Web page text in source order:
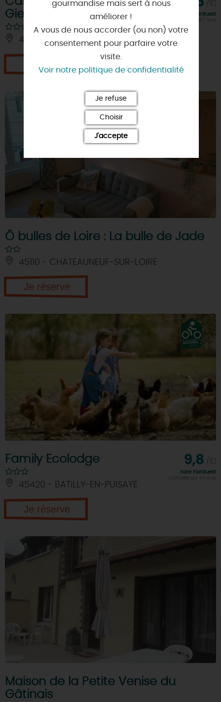
Gien
45500 - POILLY-LEZ-GIEN
Note FairGuest
Ô bulles de Loire : La bulle de Jade
45110 - CHATEAUNEUF-SUR-LOIRE
Je réserve
Family Ecolodge
45420 - BATILLY-EN-PUISAYE
9,8
Note FairGuest
Je réserve
Maison de la Petite Venise du
Gâtinais
gourmandise mais sert à nous
améliorer !
A vous de nous accorder (ou non) votre
consentement pour parfaire votre
visite.
Voir notre politique de confidentialité
Je refuse
Choisir
J'accepte